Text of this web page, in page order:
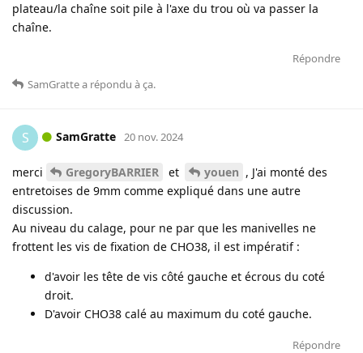
plateau/la chaîne soit pile à l'axe du trou où va passer la
chaîne.
Répondre
SamGrattea répondu à ça.
S SamGratte 20 nov. 2024
merci GregoryBARRIER et youen , J'ai monté des
entretoises de 9mm comme expliqué dans une autre
discussion.
Au niveau du calage, pour ne par que les manivelles ne
frottent les vis de fixation de CHO38, il est impératif :
d'avoir les tête de vis côté gauche et écrous du coté
droit.
D'avoir CHO38 calé au maximum du coté gauche.
Répondre